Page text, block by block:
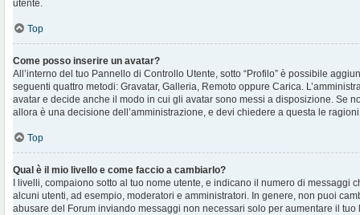
utente.
Top
Come posso inserire un avatar?
All’interno del tuo Pannello di Controllo Utente, sotto “Profilo” è possibile
seguenti quattro metodi: Gravatar, Galleria, Remoto oppure Carica.
avatar e decide anche il modo in cui gli avatar sono messi a disposizione. Se
allora è una decisione dell’amministrazione, e devi chiedere a questa le
Top
Qual è il mio livello e come faccio a cambiarlo?
I livelli, compaiono sotto al tuo nome utente, e indicano il numero di messaggi
alcuni utenti, ad esempio, moderatori e amministratori. In genere, non puoi
abusare del Forum inviando messaggi non necessari solo per aumentare il